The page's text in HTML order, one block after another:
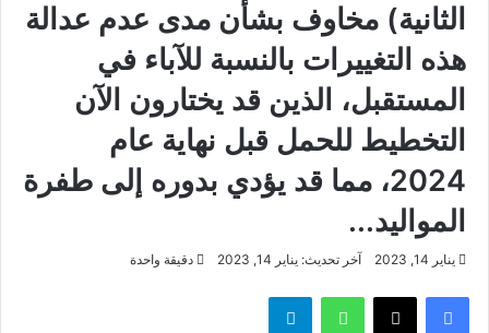
الثانية) مخاوف بشأن مدى عدم عدالة
هذه التغييرات بالنسبة للآباء في
المستقبل، الذين قد يختارون الآن
التخطيط للحمل قبل نهاية عام
2024، مما قد يؤدي بدوره إلى طفرة
المواليد...
يناير 14, 2023 آخر تحديث: يناير 14, 2023 دقيقة واحدة
فيسبوك ‫X واتساب تيلقرام